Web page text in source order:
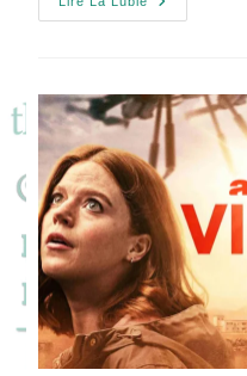
OPÉRATION
Serbie
Affronte
Son
Passé
Récent
À
L’écran
!